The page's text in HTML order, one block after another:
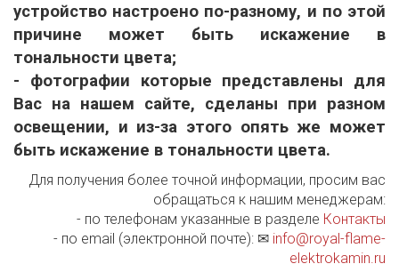
устройство настроено по-разному, и по этой
причине может быть искажение в
тональности цвета;
- фотографии которые представлены для
Вас на нашем сайте, сделаны при разном
освещении, и из-за этого опять же может
быть искажение в тональности цвета.
Для получения более точной информации, просим вас
обращаться к нашим менеджерам:
- по телефонам указанные в разделе Контакты
- по email (электронной почте): ✉ info@royal-flame-
elektrokamin.ru